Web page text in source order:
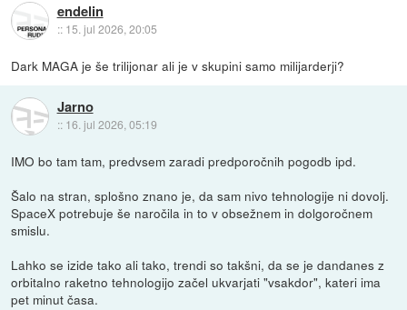
endelin
:: 15. jul 2026, 20:05
Dark MAGA je še trilijonar ali je v skupini samo milijarderji?
Jarno
:: 16. jul 2026, 05:19
IMO bo tam tam, predvsem zaradi predporočnih pogodb ipd.
Šalo na stran, splošno znano je, da sam nivo tehnologije ni dovolj.
SpaceX potrebuje še naročila in to v obsežnem in dolgoročnem
smislu.
Lahko se izide tako ali tako, trendi so takšni, da se je dandanes z
orbitalno raketno tehnologijo začel ukvarjati "vsakdor", kateri ima
pet minut časa.